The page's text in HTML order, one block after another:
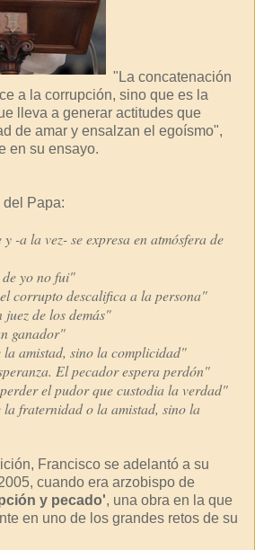
"La concatenación
a la corrupción, sino que es la
lleva a generar actitudes que
de amar y ensalzan el egoísmo",
en su ensayo.
Papa:
-a la vez- se expresa en atmósfera de
yo no fui"
corrupto descalifica a la persona"
de los demás"
ganador"
amistad, sino la complicidad"
El pecador espera perdón"
el pudor que custodia la verdad"
fraternidad o la amistad, sino la
Francisco se adelantó a su
cuando era arzobispo de
y pecado', una obra en la que
en uno de los grandes retos de su